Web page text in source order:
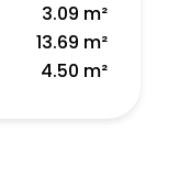
3.09 m²
13.69 m²
4.50 m²